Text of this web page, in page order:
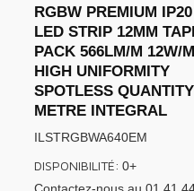
RGBW PREMIUM
LED STRIP 12MM
PACK 566LM/M 12W/
HIGH UNIFORMITY
SPOTLESS
METRE INTEGRAL
ILSTRGBWA640EM
Contactez-nous au 01 41
DISPONIBILITÉ: 0+